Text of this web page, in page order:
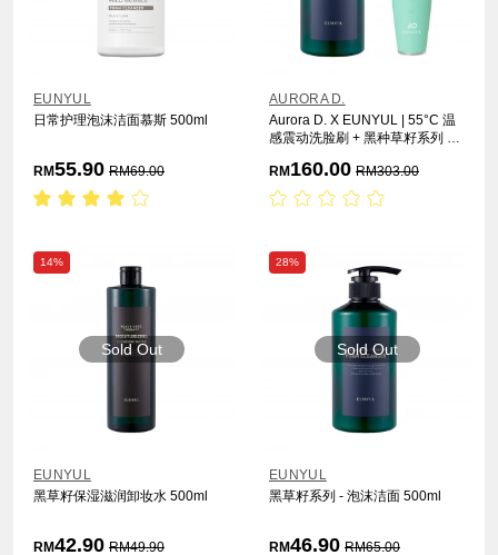
EUNYUL
日常护理泡沫洁面慕斯 500ml
RM55.90 RM69.00
AURORA D.
Aurora D. X EUNYUL | 55°C 温
感震动洗脸刷 + 黑种草籽系列 泡
RM 160.00 RM303.00
14%
Sold Out
EUNYUL
黑草籽保湿滋润卸妆水 500ml
RM42.90 RM49.90
28%
Sold Out
EUNYUL
黑草籽系列 - 泡沫洁面 500ml
RM46.90 RM65.00